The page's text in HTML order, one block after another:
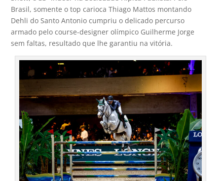
Brasil, somente o top carioca Thiago Mattos montando
Dehli do Santo Antonio cumpriu o delicado percurso
armado pelo course-designer olímpico Guilherme Jorge
sem faltas, resultado que lhe garantiu na vitória.